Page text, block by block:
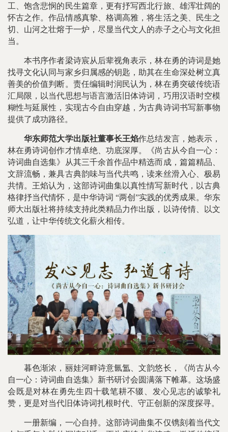
工、饱含悲悯的民生篇章，更有抒写西北行旅、雄浑壮阔的
怀古之作。作品情感真挚、格调高雅，将生活之美、民生之
切、山河之壮熔于一炉，尽显当代文人的赤子之心与文化担
当。
本书序作者梁诗宸从后辈视角表示，林在勇的诗词是她
找寻文化认同与家乡归属感的钥匙，助其在生命深处树立真
善美的价值判断。责任编辑时润民认为，林在勇突破传统语
汇局限，以当代思想与语言激活旧体诗词，巧用汉语时空模
糊性与延展性，实现古今自由穿越，为古典诗词书写新事物
提供了成功路径。
华东师范大学出版社董事长王焰作总结发言，她表示，
林在勇诗词创作才情卓绝、功底深厚。《尚古从今自一心：
诗词曲自选集》从其三千余首作品中精选而成，篇篇精品、
文辞流畅，兼具古典韵味与当代共鸣，读来丝滑入心、极易
共情。王焰认为，这部诗词曲集以真性情写新时代，以古典
格律抒当代情怀，是中华诗词 “两创”实践的优秀成果。华东
师大出版社将持续支持此类精品力作出版，以诗传情、以文
弘道，让中华传统文化薪火相传。
暮色渐浓，丽娃河畔诗意氤氲、文韵悠长，《尚古从今
自一心：诗词曲自选集》新书研讨会圆满落下帷幕。这场盛
会既是对林在勇先生四十载笔耕不辍、发心见志的诚挚礼
赞，更是对当代旧体诗词扎根时代、守正创新的深度探寻。
一册新编，一心自持。这部诗词曲集不仅镌刻着当代文